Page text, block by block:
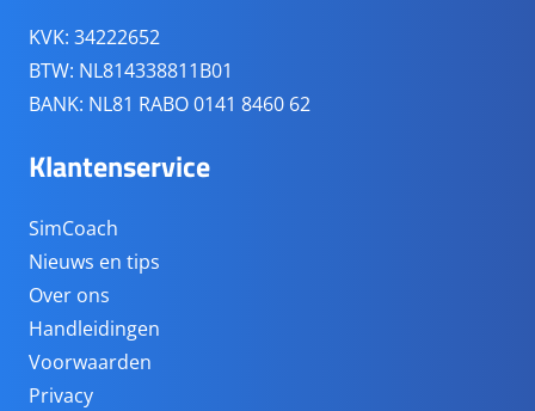
KVK: 34222652
BTW: NL814338811B01
BANK: NL81 RABO 0141 8460 62
Klantenservice
SimCoach
Nieuws en tips
Over ons
Handleidingen
Voorwaarden
Privacy